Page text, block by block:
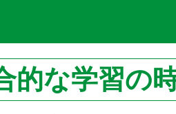
な学習の